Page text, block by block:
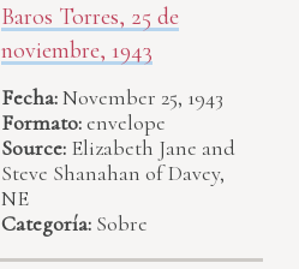
Baros Torres, 25 de
noviembre, 1943
Fecha:November 25, 1943
Formato:envelope
Source: Elizabeth Jane and
Steve Shanahan of Davey,
NE
Categoría: Sobre